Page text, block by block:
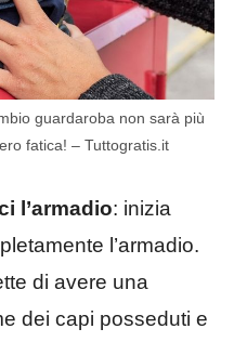
guardaroba non sarà più
fatica! – Tuttogratis.it
l’armadio: inizia
l’armadio.
di avere una
dei capi posseduti e